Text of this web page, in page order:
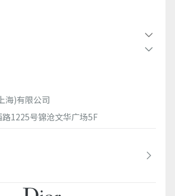
海)有限公司
1225号锦沧文华广场5F